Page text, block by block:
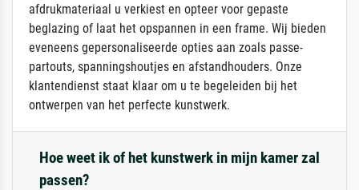
afdrukmateriaal u verkiest en opteer voor gepaste
beglazing of laat het opspannen in een frame. Wij bieden
eveneens gepersonaliseerde opties aan zoals passe-
partouts, spanningshoutjes en afstandhouders. Onze
klantendienst staat klaar om u te begeleiden bij het
ontwerpen van het perfecte kunstwerk.
Hoe weet ik of het kunstwerk in mijn kamer zal
passen?